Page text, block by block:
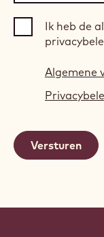
Ik heb de
Algemene